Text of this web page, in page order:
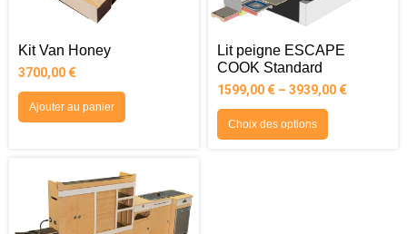
Kit Van Honey
3700,00 €
Ajouter au panier
Lit peigne ESCAPE
COOK Standard
1599,00 € – 3939,00 €
Choix des options